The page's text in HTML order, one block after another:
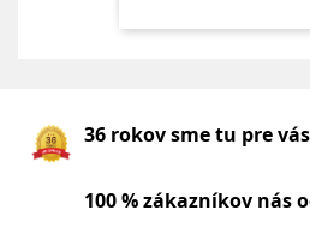
36 rokov sme tu pre vás
100 % zákazníkov nás